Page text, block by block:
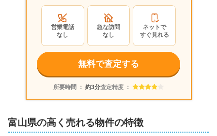
営業電話
なし
急な訪問
なし
ネットで
すぐ見れる
無料で査定する
所要時間 ： 約3分査定精度 ：
富山県の高く売れる物件の特徴